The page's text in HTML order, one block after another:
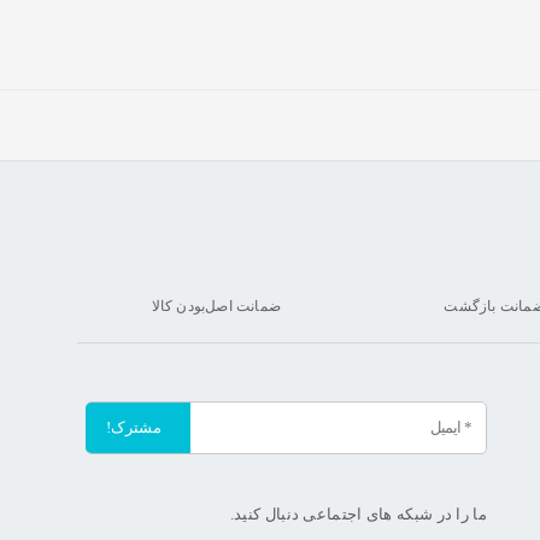
ضمانت اصل‌بودن کالا
ما را در شبکه های اجتماعی دنبال کنید.